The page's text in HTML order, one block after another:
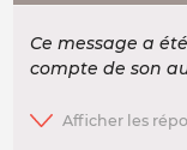
Ce message a
compte de son